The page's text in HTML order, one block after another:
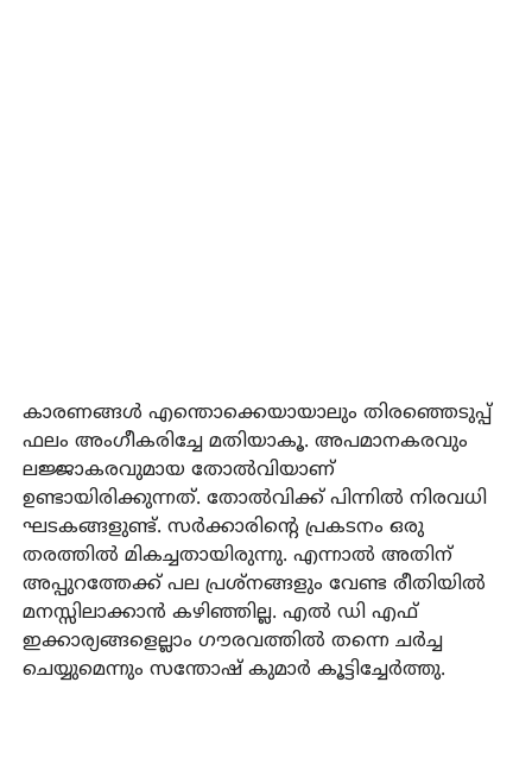
കാരണങ്ങള്‍ എന്തൊക്കെയായാലും തിരഞ്ഞെടുപ്പ്
ഫലം അംഗീകരിച്ചേ മതിയാകൂ. അപമാനകരവും
ലജ്ജാകരവുമായ തോല്‍വിയാണ്
ഉണ്ടായിരിക്കുന്നത്. തോല്‍വിക്ക് പിന്നില്‍ നിരവധി
ഘടകങ്ങളുണ്ട്. സര്‍ക്കാരിന്റെ പ്രകടനം ഒരു
തരത്തില്‍ മികച്ചതായിരുന്നു. എന്നാല്‍ അതിന്
അപ്പുറത്തേക്ക് പല പ്രശ്നങ്ങളും വേണ്ട രീതിയില്‍
മനസ്സിലാക്കാന്‍ കഴിഞ്ഞില്ല. എല്‍ ഡി എഫ്
ഇക്കാര്യങ്ങളെല്ലാം ഗൗരവത്തില്‍ തന്നെ ചര്‍ച്ച
ചെയ്യുമെന്നും സന്തോഷ് കുമാര്‍ കൂട്ടിച്ചേര്‍ത്തു.